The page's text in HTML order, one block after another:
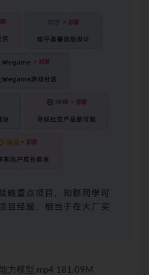
力模型.mp4 181.09M